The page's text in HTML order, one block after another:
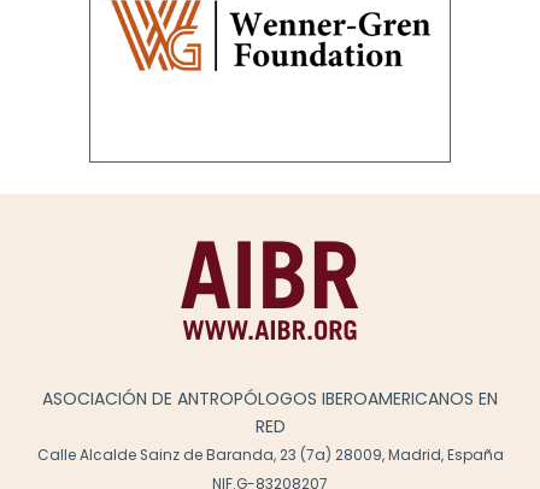
ASOCIACIÓN DE ANTROPÓLOGOS IBEROAMERICANOS EN
RED
Calle Alcalde Sainz de Baranda, 23 (7a) 28009, Madrid, España
NIF.G-83208207